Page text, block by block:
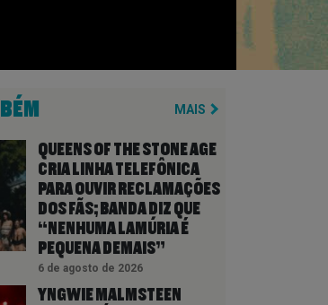
MAIS
QUEENS OF THE STONE AGE
CRIA LINHA TELEFÔNICA
PARA OUVIR RECLAMAÇÕES
DOS FÃS; BANDA DIZ QUE
“NENHUMA LAMÚRIA É
PEQUENA DEMAIS”
6 de agosto de 2026
YNGWIE MALMSTEEN